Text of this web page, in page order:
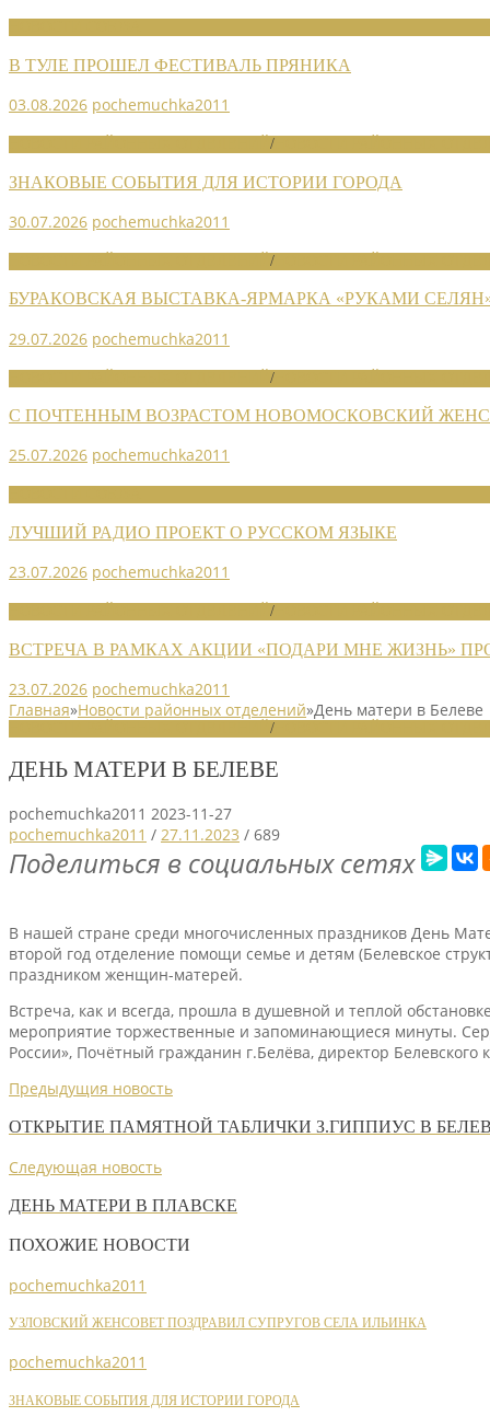
В ТУЛЕ ПРОШЕЛ ФЕСТИВАЛЬ ПРЯНИКА
03.08.2026 pochemuchka2011
/
ЗНАКОВЫЕ СОБЫТИЯ ДЛЯ ИСТОРИИ ГОРОДА
30.07.2026 pochemuchka2011
/
БУРАКОВСКАЯ ВЫСТАВКА-ЯРМАРКА «РУКАМИ
29.07.2026 pochemuchka2011
/
С ПОЧТЕННЫМ ВОЗРАСТОМ НОВОМОСКОВСКИЙ
25.07.2026 pochemuchka2011
ЛУЧШИЙ РАДИО ПРОЕКТ О РУССКОМ ЯЗЫКЕ
23.07.2026 pochemuchka2011
/
ВСТРЕЧА В РАМКАХ АКЦИИ «ПОДАРИ МНЕ ЖИЗНЬ»
23.07.2026 pochemuchka2011
Главная»Новости районных отделений»День матери в Белеве
/
ДЕНЬ МАТЕРИ В БЕЛЕВЕ
pochemuchka2011 2023-11-27
pochemuchka2011 / 27.11.2023 / 689
Поделиться в социальных сетях
В нашей стране среди многочисленных праздников День
второй год отделение помощи семье и детям (Белевское
праздником женщин-матерей.
Встреча, как и всегда, прошла в душевной и теплой
мероприятие торжественные и запоминающиеся минуты.
России», Почётный гражданин г.Белёва, директор Белевского
Предыдущия новость
ОТКРЫТИЕ ПАМЯТНОЙ ТАБЛИЧКИ З.ГИППИУС В
Следующая новость
ДЕНЬ МАТЕРИ В ПЛАВСКЕ
ПОХОЖИЕ НОВОСТИ
pochemuchka2011
УЗЛОВСКИЙ ЖЕНСОВЕТ ПОЗДРАВИЛ СУПРУГОВ СЕЛА ИЛЬИНКА
pochemuchka2011
ЗНАКОВЫЕ СОБЫТИЯ ДЛЯ ИСТОРИИ ГОРОДА